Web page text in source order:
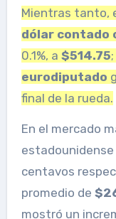
Mientras tanto,
dólar contado
0.1%, a $514.75
eurodiputado
final de la rueda.
En el mercado
estadounidense
centavos
promedio de
mostró un